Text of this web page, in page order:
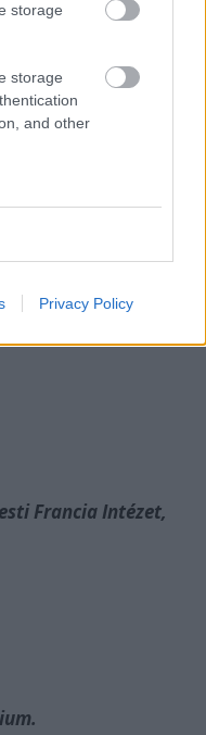
storage
storage
and other
Privacy Policy
20. )
23. )
NAGY
SZÍNHÁZA )
Francia Intézet,